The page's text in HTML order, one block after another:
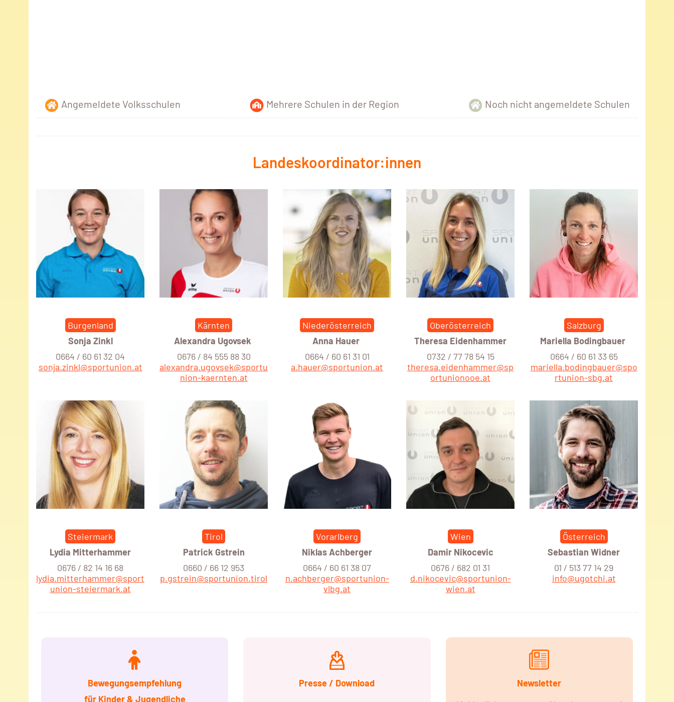
Angemeldete Volksschulen Mehrere Schulen in der Region Noch nicht angemeldete Schulen
Landeskoordinator:innen
Burgenland
Sonja Zinkl
0664 / 60 61 32 04
sonja.zinkl@sportunion.at
Kärnten
Alexandra Ugovsek
0676 / 84 555 88 30
alexandra.ugovsek@sportu
nion-kaernten.at
Niederösterreich
Anna Hauer
0664 / 60 61 31 01
a.hauer@sportunion.at
Oberösterreich
Theresa Eidenhammer
0732 / 77 78 54 15
theresa.eidenhammer@sp
ortunionooe.at
Salzburg
Mariella Bodingbauer
0664 / 60 61 33 65
mariella.bodingbauer@spo
rtunion-sbg.at
Steiermark
Lydia Mitterhammer
0676 / 82 14 16 68
lydia.mitterhammer@sport
union-steiermark.at
Tirol
Patrick Gstrein
0660 / 66 12 953
p.gstrein@sportunion.tirol
Vorarlberg
Niklas Achberger
0664 / 60 61 38 07
n.achberger@sportunion-
vlbg.at
Wien
Damir Nikocevic
0676 / 682 01 31
d.nikocevic@sportunion-
wien.at
Österreich
Sebastian Widner
01 / 513 77 14 29
info@ugotchi.at
Bewegungsempfehlung
für Kinder& Jugendliche
Presse / Download
Newsletter